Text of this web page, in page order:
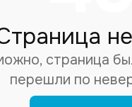
страница
перешли по